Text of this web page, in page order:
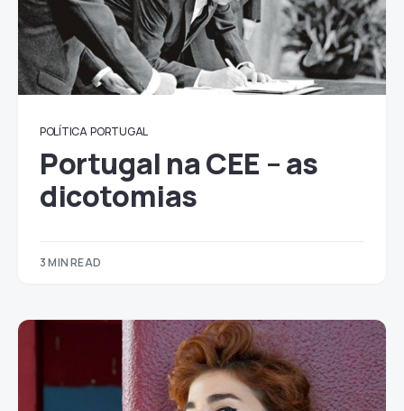
POLÍTICA PORTUGAL
Portugal na CEE – as
dicotomias
3 MIN READ